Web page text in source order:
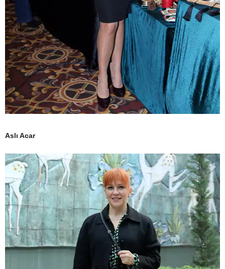
Aslı Acar